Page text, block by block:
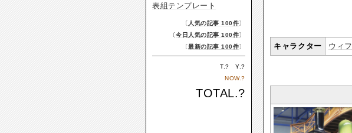
キャラクター ウィフ
表組テンプレート
〔 人気の記事 100件〕
〔今日人気の記事 100件〕
〔最新の記事 100件〕
T.? Y.?
NOW.?
TOTAL.?